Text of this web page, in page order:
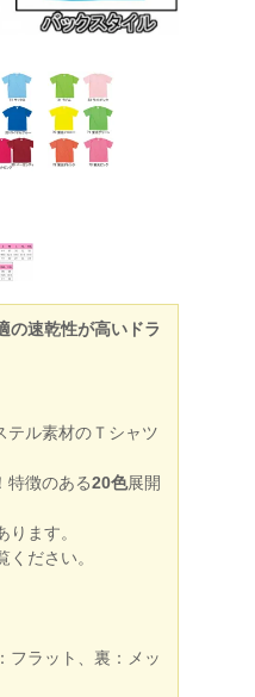
の速乾性が高いドラ
テル素材のＴシャツ
特徴のある20色展開
ます。
ださい。
フラット、裏：メッ